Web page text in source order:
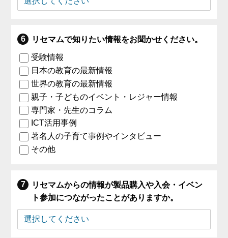
リセマムで知りたい情報をお聞かせください。
受験情報
日本の教育の最新情報
世界の教育の最新情報
親子・子どものイベント・レジャー情報
専門家・先生のコラム
ICT活用事例
著名人の子育て事例やインタビュー
その他
リセマムからの情報が製品購入や入会・イベン
ト参加につながったことがありますか。